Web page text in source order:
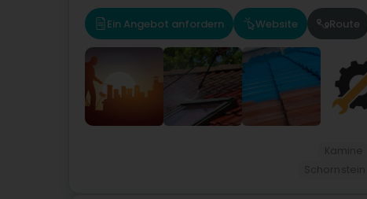
Ein Angebot anfordern Website Route